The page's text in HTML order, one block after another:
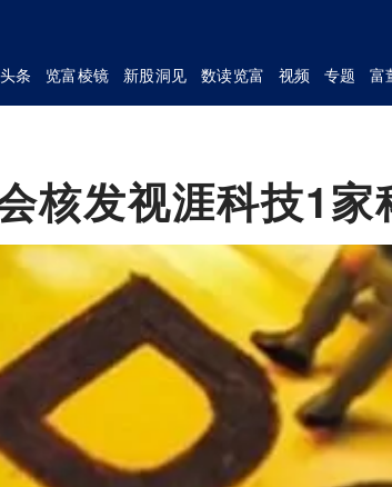
条 览富棱镜 新股洞见 数读览富 视频 专题 富
核发视涯科技1